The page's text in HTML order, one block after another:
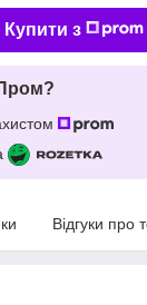
Купити з
Відгуки про